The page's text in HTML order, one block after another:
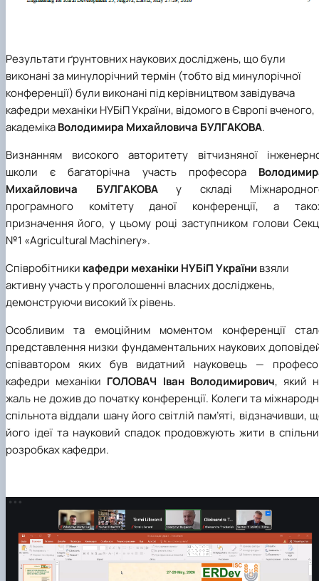
Результати ґрунтовних наукових досліджень, що були
виконані за минулорічний термін (тобто від минулорічної
конференції) були виконані під керівництвом завідувача
кафедри механіки НУБіП України, відомого в Європі вченого,
академікаВолодимира Михайловича БУЛГАКОВА.
Визнанням високого авторитету вітчизняної
школи єбагаторічна участь професора
Михайловича БУЛГАКОВА
у складі
програмного комітету даної конференції, а
призначення його, у цьому році заступником голови
№1 «Agricultural Machinery».
Співробітники кафедри механіки НУБіП України взяли
активну участь у проголошенні власних досліджень,
демонструючи високий їх рівень.
Особливим та емоційним моментом конференції
представлення низки фундаментальних наукових
співавтором яких був видатний науковець —
кафедри механіки ГОЛОВАЧ Іван Володимирович, який
жаль не дожив до початку конференції. Колеги та
спільнота віддали шану його світлій пам’яті, відзначивши,
його ідеї та науковий спадок продовжують жити в
розробках кафедри.